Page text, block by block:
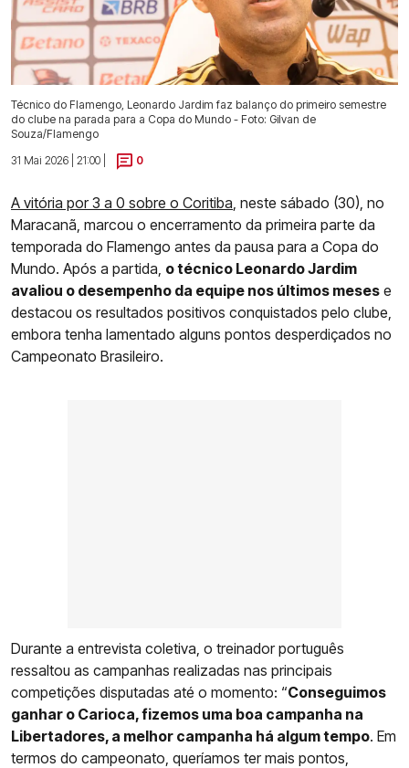
Técnico do Flamengo, Leonardo Jardim faz balanço do primeiro semestre
do clube na parada para a Copa do Mundo - Foto: Gilvan de
Souza/Flamengo
31 Mai 2026 | 21:00 |
0
A vitória por 3 a 0 sobre o Coritiba , neste sábado (30), no
Maracanã, marcou o encerramento da primeira parte da
temporada do Flamengo antes da pausa para a Copa do
Mundo. Após a partida, o técnico Leonardo Jardim
avaliou o desempenho da equipe nos últimos meses e
destacou os resultados positivos conquistados pelo clube,
embora tenha lamentado alguns pontos desperdiçados no
Campeonato Brasileiro.
Durante a entrevista coletiva, o treinador português
ressaltou as campanhas realizadas nas principais
competições disputadas até o momento: “Conseguimos
ganhar o Carioca, fizemos uma boa campanha na
Libertadores, a melhor campanha há algum tempo. Em
termos do campeonato, queríamos ter mais pontos,